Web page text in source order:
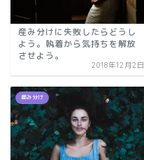
産み分けに失敗したらどうし
よう。執着から気持ちを解放
させよう。
2018年12月2日
産み分け